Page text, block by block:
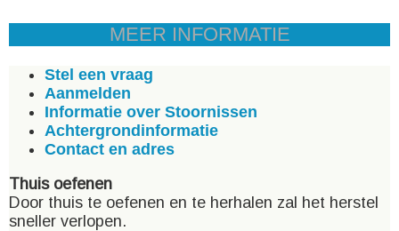
MEER INFORMATIE
Stel een vraag
Aanmelden
Informatie over Stoornissen
Achtergrondinformatie
Contact en adres
Thuis oefenen
Door thuis te oefenen en te herhalen zal het herstel
sneller verlopen.